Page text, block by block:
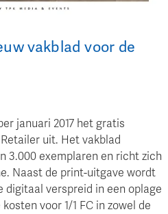
vakblad voor de
januari 2017 het gratis
uit. Het vakblad
3.000 exemplaren en richt zich
Naast de print-uitgave wordt
verspreid in een oplage
voor 1/1 FC in zowel de